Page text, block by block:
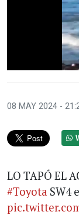
08 MAY 2024 -
LO TAPÓ EL
#Toyota SW4